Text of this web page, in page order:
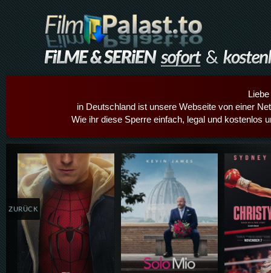
in Deutschland ist unsere Webseite von einer
Wie ihr diese Sperre einfach, legal und kostenlos
Details,Play Details,Play
ZURÜCK